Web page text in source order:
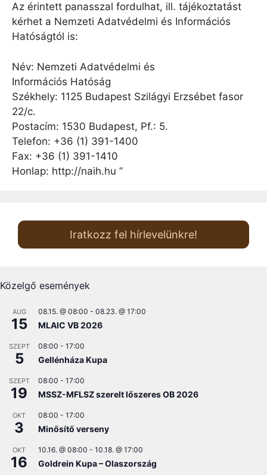
Az érintett panasszal fordulhat, ill. tájékoztatást
kérhet a Nemzeti Adatvédelmi és Információs
Hatóságtól is:
Név: Nemzeti Adatvédelmi és
Információs Hatóság
Székhely: 1125 Budapest Szilágyi Erzsébet fasor
22/c.
Postacím: 1530 Budapest, Pf.: 5.
Telefon: +36 (1) 391-1400
Fax: +36 (1) 391-1410
Honlap: http://naih.hu ”
Iratkozz fel hírlevelünkre!
Közelgő események
AUG
15
08.15. @ 08:00 - 08.23. @ 17:00
MLAIC VB 2026
SZEPT
5
08:00 - 17:00
Gellénháza Kupa
SZEPT
19
08:00 - 17:00
MSSZ-MFLSZ szerelt lőszeres OB 2026
OKT
3
08:00 - 17:00
Minősítő verseny
OKT
16
10.16. @ 08:00 - 10.18. @ 17:00
Goldrein Kupa – Olaszország